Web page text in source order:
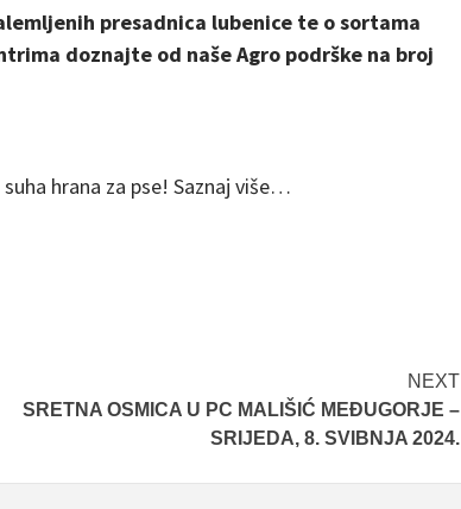
presadnica lubenice te o sortama
doznajte od naše Agro podrške na broj
suha hrana za pse! Saznaj više…
NEXT
SRETNA OSMICA U PC MALIŠIĆ MEĐUGORJE –
SRIJEDA, 8. SVIBNJA 2024.